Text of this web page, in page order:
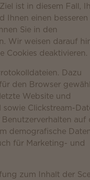
ist in diesem Fall,
Ihnen einen besseren
Sie in den
Wir weisen darauf
Cookies deaktivieren.
Dazu
den Browser
Website und
Clickstream-
auf
demografische
für Marketing- und
zum Inhalt der